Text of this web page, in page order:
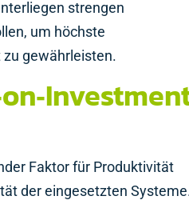
strengen
um höchste
gewährleisten.
Faktor für Produktivität
der eingesetzten